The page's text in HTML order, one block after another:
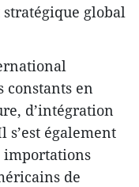
global
constants en
d’intégration
s’est également
importations
de